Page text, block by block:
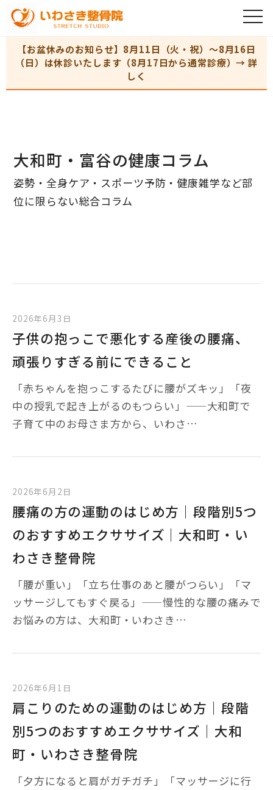
【お盆休みのお知らせ】8月11日（火・祝）〜8月16日
（日）は休診いたします（8月17日から通常診療）→ 詳
しく
大和町・富谷の健康コラム
姿勢・全身ケア・スポーツ予防・健康雑学など部
位に限らない総合コラム
2026年6月3日
子供の抱っこで悪化する産後の腰痛、
頑張りすぎる前にできること
「赤ちゃんを抱っこするたびに腰がズキッ」「夜
中の授乳で起き上がるのもつらい」——大和町で
子育て中のお母さま方から、いわさ…
2026年6月2日
腰痛の方の運動のはじめ方｜段階別5つ
のおすすめエクササイズ｜大和町・い
わさき整骨院
「腰が重い」「立ち仕事のあと腰がつらい」「マ
ッサージしてもすぐ戻る」——慢性的な腰の痛みで
お悩みの方は、大和町・いわさき…
2026年6月1日
肩こりのための運動のはじめ方｜段階
別5つのおすすめエクササイズ｜大和
町・いわさき整骨院
「夕方になると肩がガチガチ」「マッサージに行